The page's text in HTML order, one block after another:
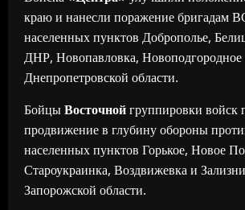
краю и нанесли поражение бригадам
населенных пунктов Доброполье,
ДНР, Новопавловка, Новоподгородное
Днепропетровской области.
БойцыВосточнойгруппировки войск
продвижение в глубину обороны
населенных пунктов Горькое, Новое
Староукраинка, Воздвижевка и
Запорожской области.